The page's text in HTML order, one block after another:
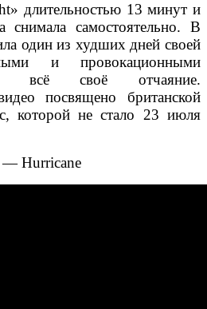
длительностью 13 минут и
самостоятельно. В
один из худших дней своей
и провокационными
всё своё отчаяние.
посвящено британской
которой не стало 23 июля
— Hurricane